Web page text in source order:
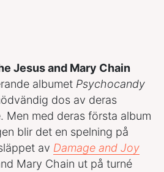
Jesus and Mary Chain
albumet Psychocandy
dos av deras
Men med deras första album
blir det en spelning på
av Damage and Joy
Mary Chain ut på turné